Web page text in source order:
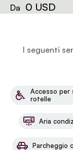
Da 0 USD
I seguenti
Accesso per
rotelle
Aria
Parcheggio